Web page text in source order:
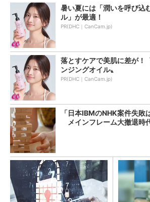
暑い夏には「潤いを呼び込
ル」が最適！
PR(DHC｜CanCam.jp)
落とすケアで美肌に差が！
ンジングオイル〟
PR(DHC｜CanCam.jp)
「日本IBMのNHK案件失敗
メインフレーム大撤退時